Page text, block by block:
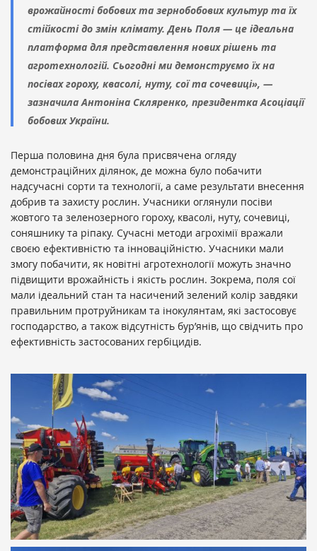
врожайності бобових та зернобобових культур та їх
стійкості до змін клімату. День Поля — це ідеальна
платформа для представлення нових рішень та
агротехнологій. Сьогодні ми демонструємо їх на
посівах гороху, квасолі, нуту, сої та сочевиці», —
зазначила Антоніна Скляренко, президентка Асоціації
бобових України.
Перша половина дня була присвячена огляду
демонстраційних ділянок, де можна було побачити
надсучасні сорти та технології, а саме результати внесення
добрив та захисту рослин. Учасники оглянули посіви
жовтого та зеленозерного гороху, квасолі, нуту, сочевиці,
соняшнику та ріпаку. Сучасні методи агрохімії вражали
своєю ефективністю та інноваційністю. Учасники мали
змогу побачити, як новітні агротехнології можуть значно
підвищити врожайність і якість рослин. Зокрема, поля сої
мали ідеальний стан та насичений зелений колір завдяки
правильним протруйникам та інокулянтам, які застосовує
господарство, а також відсутність бур’янів, що свідчить про
ефективність застосованих гербіцидів.